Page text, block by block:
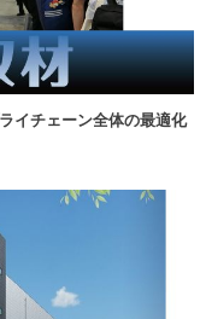
イチェーン全体の最適化